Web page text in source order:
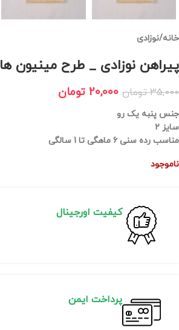
خانه/نوزادی
پیراهن نوزادی _ طرح مینیون ها
35,000 تومان 20,000 تومان
جنس پنبه یک رو
سایز 2
مناسب رده سنی 6 ماهگی تا 1 سالگی
ناموجود
کیفیت اورجینال
پرداخت ایمن